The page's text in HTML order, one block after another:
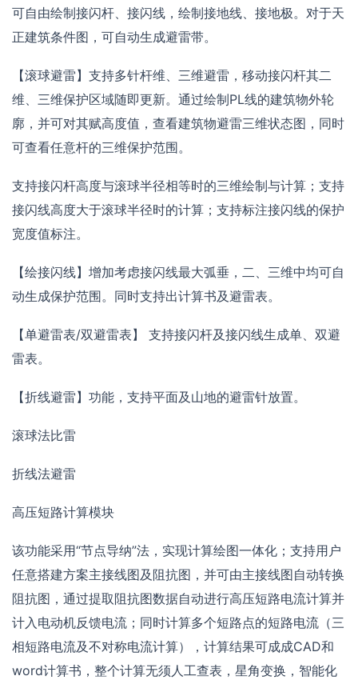
可自由绘制接闪杆、接闪线，绘制接地线、接地极。对于天
正建筑条件图，可自动生成避雷带。
【滚球避雷】支持多针杆维、三维避雷，移动接闪杆其二
维、三维保护区域随即更新。通过绘制PL线的建筑物外轮
廓，并可对其赋高度值，查看建筑物避雷三维状态图，同时
可查看任意杆的三维保护范围。
支持接闪杆高度与滚球半径相等时的三维绘制与计算；支持
接闪线高度大于滚球半径时的计算；支持标注接闪线的保护
宽度值标注。
【绘接闪线】增加考虑接闪线最大弧垂，二、三维中均可自
动生成保护范围。同时支持出计算书及避雷表。
【单避雷表/双避雷表】 支持接闪杆及接闪线生成单、双避
雷表。
【折线避雷】功能，支持平面及山地的避雷针放置。
滚球法比雷
折线法避雷
高压短路计算模块
该功能采用“节点导纳”法，实现计算绘图一体化；支持用户
任意搭建方案主接线图及阻抗图，并可由主接线图自动转换
阻抗图，通过提取阻抗图数据自动进行高压短路电流计算并
计入电动机反馈电流；同时计算多个短路点的短路电流（三
相短路电流及不对称电流计算），计算结果可成成CAD和
word计算书，整个计算无须人工查表，星角变换，智能化